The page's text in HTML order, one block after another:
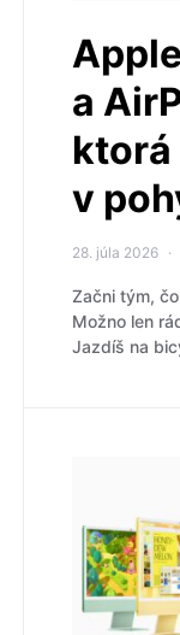
a
v
28. júla 2026
Začni tým,
Možno len
Jazdíš na